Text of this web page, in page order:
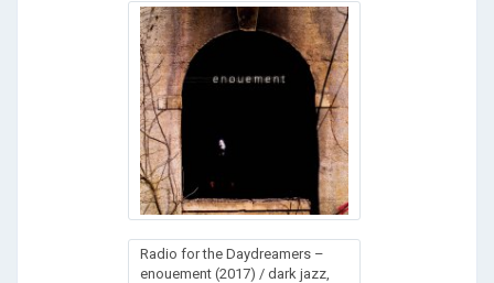
Radio for the Daydreamers –
enouement (2017) / dark jazz,